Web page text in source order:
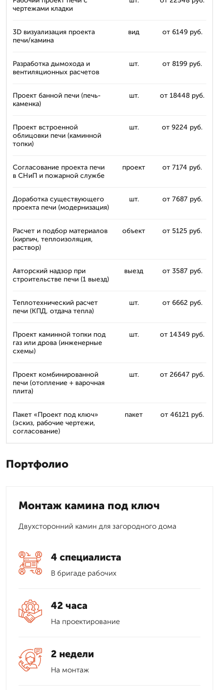
чертежами кладки
3D визуализация проекта
печи/камина
вид от 6149 руб.
Разработка дымохода и
вентиляционных расчетов
шт. от 8199 руб.
Проект банной печи (печь-
каменка)
шт. от 18448 руб.
Проект встроенной
облицовки печи (каминной
топки)
шт. от 9224 руб.
Согласование проекта печи
в СНиП и пожарной службе
проект от 7174 руб.
Доработка существующего
проекта печи (модернизация)
шт. от 7687 руб.
Расчет и подбор материалов
(кирпич, теплоизоляция,
раствор)
объект от 5125 руб.
Авторский надзор при
строительстве печи (1 выезд)
выезд от 3587 руб.
Теплотехнический расчет
печи (КПД, отдача тепла)
шт. от 6662 руб.
Проект каминной топки под
газ или дрова (инженерные
схемы)
шт. от 14349 руб.
Проект комбинированной
печи (отопление + варочная
плита)
шт. от 26647 руб.
Пакет «Проект под ключ»
(эскиз, рабочие чертежи,
согласование)
пакет от 46121 руб.
Портфолио
Монтаж камина под ключ
Двухсторонний камин для загородного дома
4 специалиста
В бригаде рабочих
42 часа
На проектирование
2 недели
На монтаж